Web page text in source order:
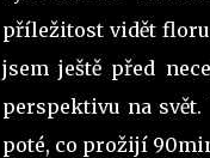
příležitost vidět
jsem ještě před
perspektivu na
poté, co prožijí